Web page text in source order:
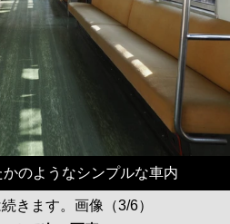
のようなシンプルな車内
きます。画像（3/6）